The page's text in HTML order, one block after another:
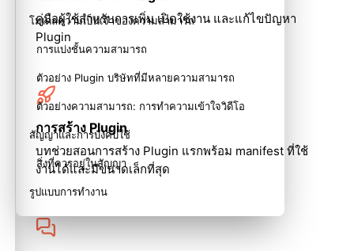
คู่มือผู้ใช้สำหรับการเพิ่ม เปิดใช้งาน และแก้ไขปัญหา
Plugin
การสร้าง Plugin
บทช่วยสอนการสร้าง Plugin แรกพร้อม manifest ที่ใช้
งานได้และมีขนาดเล็กที่สุด
โมเดลความเป็นเจ้าของความสามารถ
การแบ่งชั้นความสามารถ
ตัวอย่าง Plugin บริษัทที่มีหลายความสามารถ
ตัวอย่างความสามารถ: การทำความเข้าใจวิดีโอ
สัญญาและการบังคับใช้
สิ่งที่ควรอยู่ในสัญญา
รูปแบบการทำงาน
ขอบเขตการส่งออก